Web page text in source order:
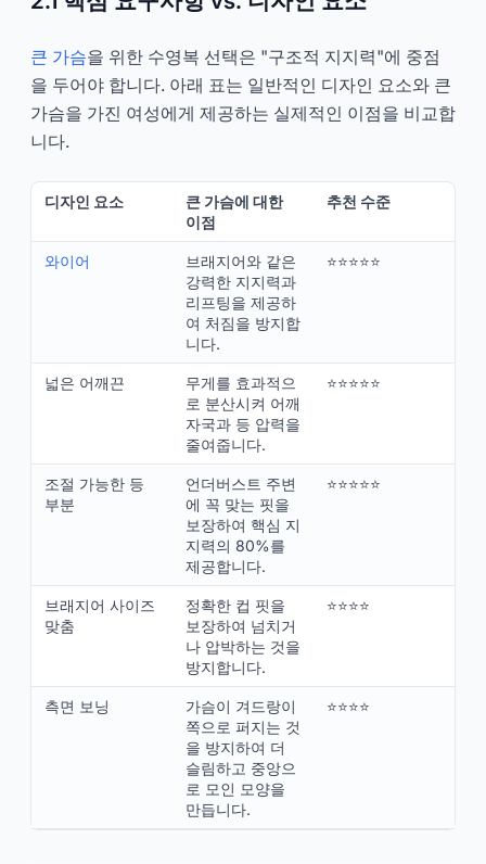
큰 가슴을 위한 수영복 선택은 "구조적 지지력"에 중점
을 두어야 합니다. 아래 표는 일반적인 디자인 요소와 큰
가슴을 가진 여성에게 제공하는 실제적인 이점을 비교합
니다.
디자인 요소
큰 가슴에 대한
이점
추천 수준
와이어
브래지어와 같은
강력한 지지력과
리프팅을 제공하
여 처짐을 방지합
니다.
⭐⭐⭐⭐⭐
넓은 어깨끈
무게를 효과적으
로 분산시켜 어깨
자국과 등 압력을
줄여줍니다.
⭐⭐⭐⭐⭐
조절 가능한 등
부분
언더버스트 주변
에 꼭 맞는 핏을
보장하여 핵심 지
지력의 80%를
제공합니다.
⭐⭐⭐⭐⭐
브래지어 사이즈
맞춤
정확한 컵 핏을
보장하여 넘치거
나 압박하는 것을
방지합니다.
⭐⭐⭐⭐
측면 보닝
가슴이 겨드랑이
쪽으로 퍼지는 것
을 방지하여 더
슬림하고 중앙으
로 모인 모양을
만듭니다.
⭐⭐⭐⭐